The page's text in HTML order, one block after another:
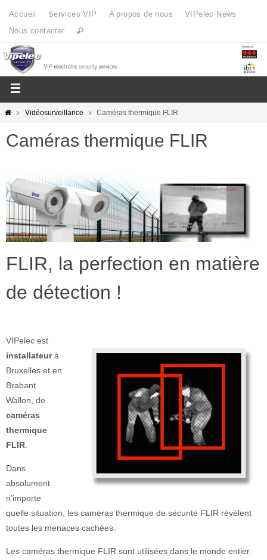
Accueil Services VIP A propos de nous
VIPelec News
Nous contacter
Vidéosurveillance Caméras thermique FLIR
Caméras thermique FLIR
FLIR, la perfection en matière
de détection !
VIPelec est
installateurà
Bruxelles et en
Brabant
Wallon, de
caméras
thermique
FLIR
Dans
absolument
n’importe
quelle situation, les caméras thermique de sécurité FLIR révèlent
toutes les menaces cachées.
Les caméras thermique FLIR sont utilisées dans le monde entier.